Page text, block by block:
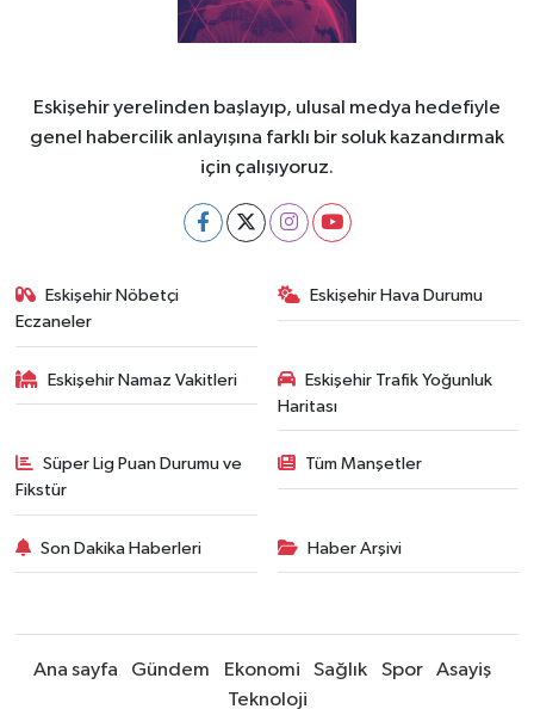
Eskişehir yerelinden başlayıp, ulusal medya hedefiyle
genel habercilik anlayışına farklı bir soluk kazandırmak
için çalışıyoruz.
Eskişehir Nöbetçi
Eczaneler
Eskişehir Hava Durumu
Eskişehir Namaz Vakitleri
Eskişehir Trafik Yoğunluk
Haritası
Süper Lig Puan Durumu ve
Fikstür
Tüm Manşetler
Son Dakika Haberleri Haber Arşivi
Ana sayfa Gündem Ekonomi Sağlık Spor
Asayiş
Teknoloji